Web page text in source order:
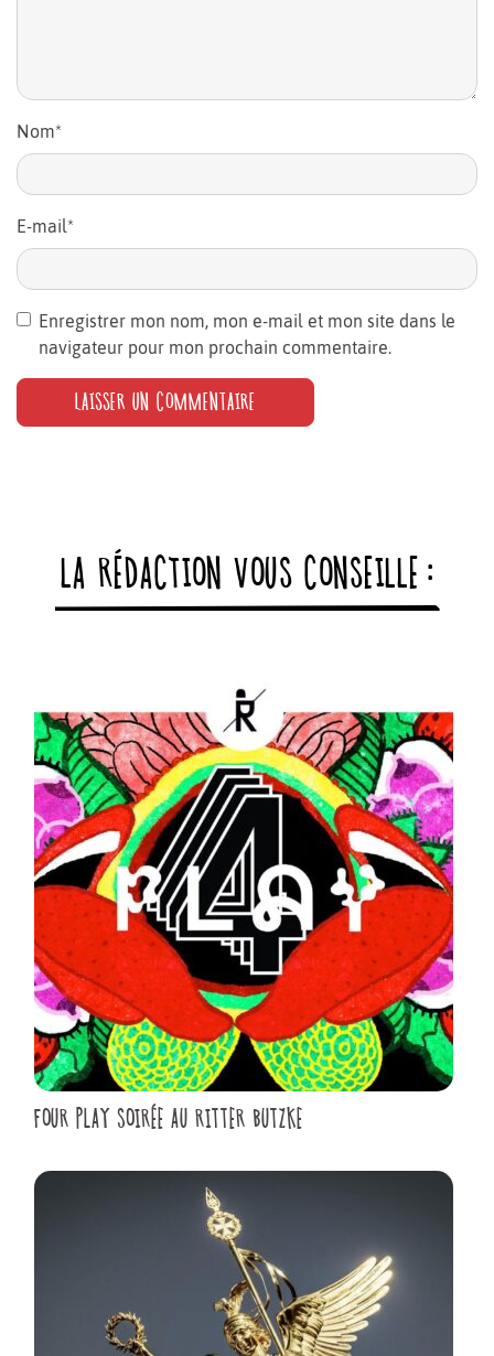
Nom*
E-mail *
Enregistrer mon nom, mon e-mail et mon site dans le
navigateur pour mon prochain commentaire.
LA RÉDACTION VOUS CONSEILLE :
FOUR PLAY SOIRÉE AU RITTER BUTZKE